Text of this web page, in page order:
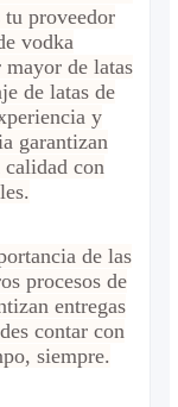
proveedor
vodka
mayor de latas
de latas de
y
garantizan
calidad con
de las
procesos de
entregas
contar con
siempre.